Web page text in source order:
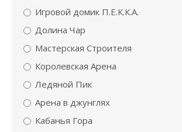
Игровой домик П.Е.К.К.А.
Долина Чар
Мастерская Строителя
Королевская Арена
Ледяной Пик
Арена в джунглях
Кабанья Гора